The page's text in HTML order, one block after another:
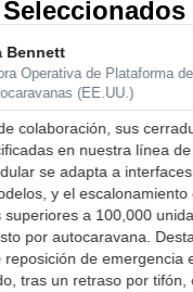
Seleccionados
Operativa de Plataforma de
(EE.UU.)
colaboración, sus
en nuestra línea de
se adapta a interfaces
y el ​escalonamiento
a 100,000
por autocaravana.
de emergencia
tras un retraso por tifón,